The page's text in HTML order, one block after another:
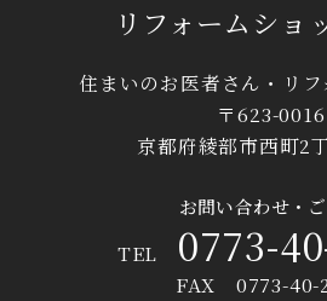
リフォームショ
住まいのお医者さん・リ
〒623-0016
京都府綾部市西町2
お問い合わせ・
TEL 0773-
FAX 0773-40-